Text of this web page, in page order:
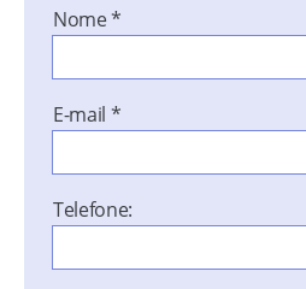
Nome*
E-mail *
Telefone: